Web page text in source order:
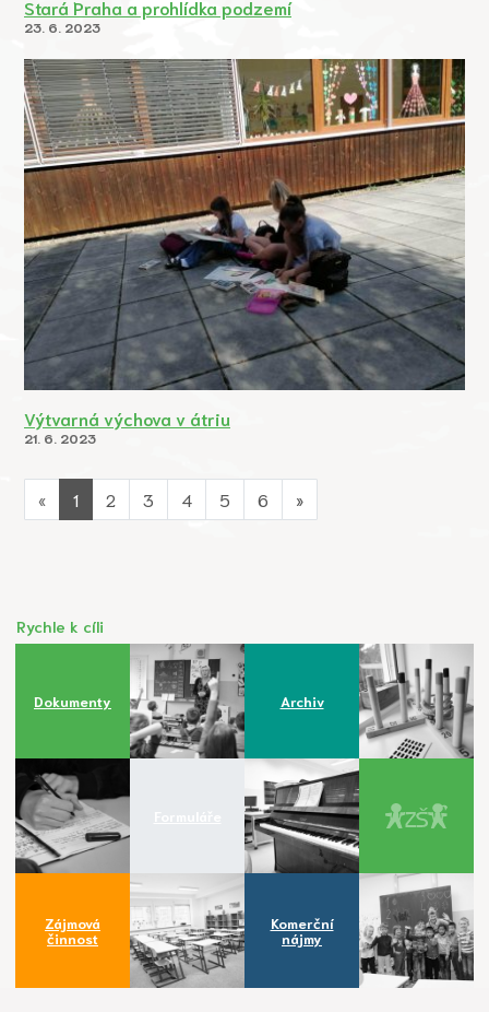
Stará Praha a prohlídka podzemí
23. 6. 2023
Výtvarná výchova v átriu
21. 6. 2023
« 1 2 3 4 5 6 »
Rychle k cíli
Dokumenty Archiv
Zájmová
činnost
Komerční
nájmy